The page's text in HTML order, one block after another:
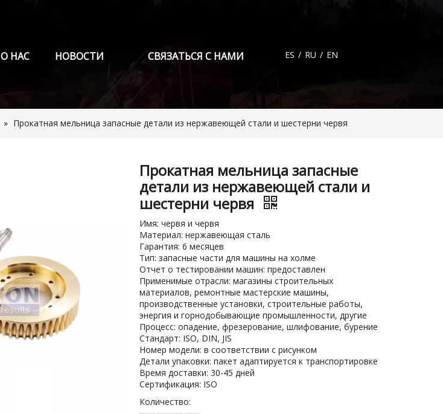
О НАС НОВОСТИ СВЯЗАТЬСЯ С НАМИ ES / RU / EN
» Прокатная мельница запасные детали из нержавеющей стали и шестерни червя
Прокатная мельница запасные
детали из нержавеющей стали и
шестерни червя
Имя: червя и червя
Материал: нержавеющая сталь
Гарантия: 6 месяцев
Тип: запасные части для машины на холме
Отчет о тестировании машин: предоставлен
Применимые отрасли: магазины строительных
материалов, ремонтные мастерские машины,
производственные установки, строительные работы,
энергия и горнодобывающие промышленности, другие
Процесс: опадение, фрезерование, шлифование, бурение
Стандарт: ISO, DIN, JIS
Номер модели: в соответствии с рисунком
Детали упаковки: пакет адаптируется к транспортировке
Время доставки: 30-45 дней
Сертификация: ISO
Количество: